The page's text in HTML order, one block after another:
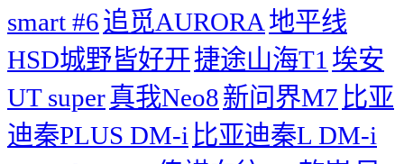
smart #6追觅AURORA 地平线
HSD城野皆好开捷途山海T1 埃安
UT super真我Neo8新问界M7 比亚
迪秦PLUS DM-i 比亚迪秦L DM-i